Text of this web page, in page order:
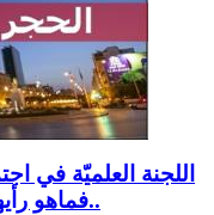
اللجنة العلميّة في
..فماهو